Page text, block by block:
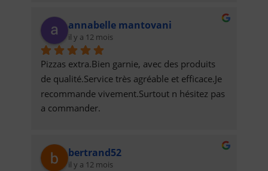
annabelle mantovani
il y a 12 mois
Pizzas extra.Bien garnie, avec des produits
de qualité.Service très agréable et efficace.Je
recommande vivement.Surtout n hésitez pas
a commander.
bertrand52
il y a 12 mois